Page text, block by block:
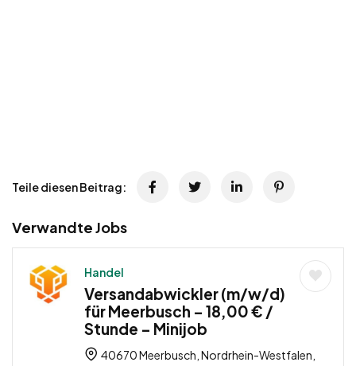
Teile diesen Beitrag:
Verwandte Jobs
Handel
Versandabwickler (m/w/d)
für Meerbusch – 18,00 € /
Stunde – Minijob
40670 Meerbusch, Nordrhein-Westfalen,